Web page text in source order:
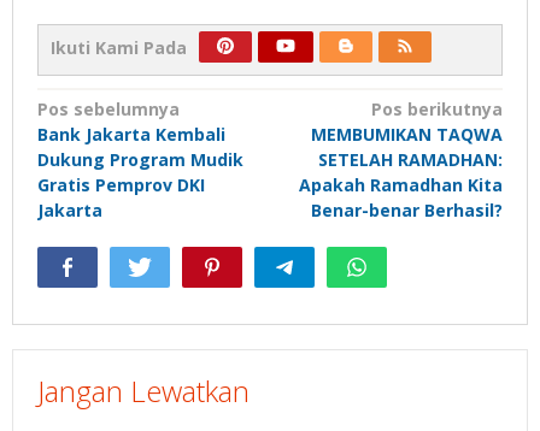
Ikuti Kami Pada
Navigasi
pos
Pos sebelumnya
Bank Jakarta Kembali
Dukung Program Mudik
Gratis Pemprov DKI
Jakarta
Pos berikutnya
MEMBUMIKAN TAQWA
SETELAH RAMADHAN:
Apakah Ramadhan Kita
Benar-benar Berhasil?
Jangan Lewatkan